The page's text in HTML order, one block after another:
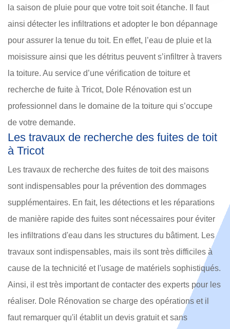
la saison de pluie pour que votre toit soit étanche. Il faut
ainsi détecter les infiltrations et adopter le bon dépannage
pour assurer la tenue du toit. En effet, l’eau de pluie et la
moisissure ainsi que les détritus peuvent s’infiltrer à travers
la toiture. Au service d’une vérification de toiture et
recherche de fuite à Tricot, Dole Rénovation est un
professionnel dans le domaine de la toiture qui s’occupe
de votre demande.
Les travaux de recherche des fuites de toit
à Tricot
Les travaux de recherche des fuites de toit des maisons
sont indispensables pour la prévention des dommages
supplémentaires. En fait, les détections et les réparations
de manière rapide des fuites sont nécessaires pour éviter
les infiltrations d'eau dans les structures du bâtiment. Les
travaux sont indispensables, mais ils sont très difficiles à
cause de la technicité et l'usage de matériels sophistiqués.
Ainsi, il est très important de contacter des experts pour les
réaliser. Dole Rénovation se charge des opérations et il
faut remarquer qu'il établit un devis gratuit et sans